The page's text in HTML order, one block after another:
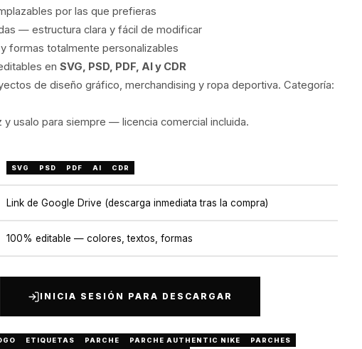
por las que prefieras
— estructura clara y fácil de modificar
formas totalmente personalizables
enSVG, PSD, PDF, AI y CDR
de diseño gráfico, merchandising y ropa deportiva. Categoría:
y usalo para siempre — licencia comercial incluida.
SVG PSD PDF AI CDR
Link de Google Drive (descarga inmediata tras la compra)
100% editable — colores, textos, formas
INICIA SESIÓN PARA DESCARGAR
ETIQUETAS PARCHE PARCHE AUTHENTIC NIKE
PARCHES